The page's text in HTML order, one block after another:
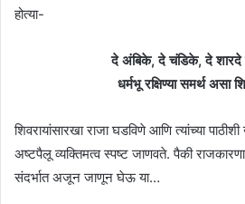
होत्या-
दे अंबिके, दे चंडिके, दे शारदे
धर्मभू रक्षिण्या समर्थ असा
शिवरायांसारखा राजा घडविणे आणि त्यांच्या
अष्टपैलू व्यक्तिमत्व स्पष्ट जाणवते. पैकी
संदर्भात अजून जाणून घेऊ या…